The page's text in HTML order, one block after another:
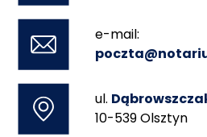
e-mail:
ul.
10-539 Olsztyn